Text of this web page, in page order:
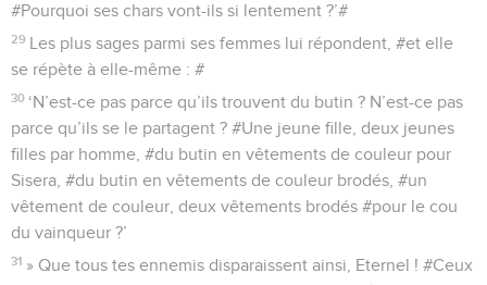
#Pourquoi ses chars vont-ils si lentement ?’#
29 Les plus sages parmi ses femmes lui répondent, #et elle
se répète à elle-même : #
30 ‘N’est-ce pas parce qu’ils trouvent du butin ? N’est-ce pas
parce qu’ils se le partagent ? #Une jeune fille, deux jeunes
filles par homme, #du butin en vêtements de couleur pour
Sisera, #du butin en vêtements de couleur brodés, #un
vêtement de couleur, deux vêtements brodés #pour le cou
du vainqueur ?’
31 » Que tous tes ennemis disparaissent ainsi, Eternel ! #Ceux